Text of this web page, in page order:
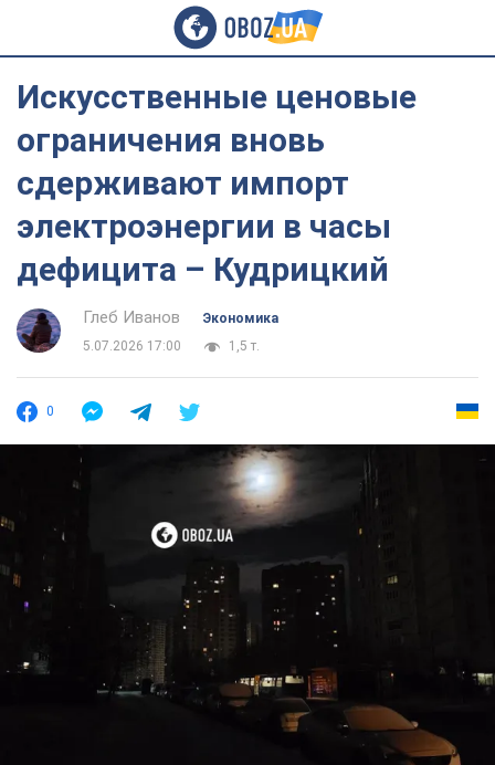
Искусственные ценовые
ограничения вновь
сдерживают импорт
электроэнергии в часы
дефицита – Кудрицкий
Глеб Иванов
Экономика
5.07.2026 17:00
1,5 т.
0